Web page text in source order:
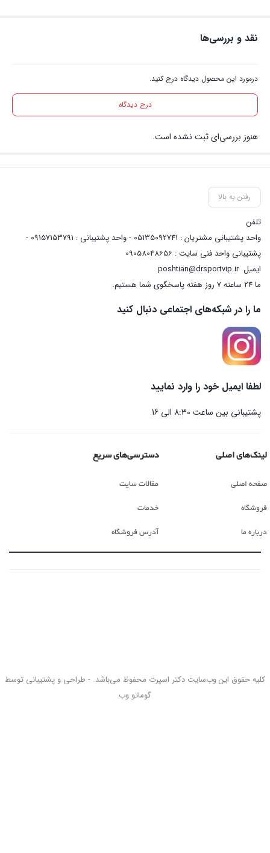
نقد و بررسی‌ها
درمورد این محصول دیدگاه درج کنید.
درج دیدگاه
هنوز بررسی‌ای ثبت نشده است.
رفتن به بالا
تلفن
واحد پشتیبانی مشتریان : 05135092741 - واحد پشتیبانی : 09157153791 -
پشتیبانی واحد فنی سایت : 09058048656
ایمیلposhtian@drsportvip.ir
ما 24 ساعته 7 روز هفته پاسخگوی شما هستیم.
ما را در شبکه‌های اجتماعی دنبال کنید
لطفا ایمیل خود را وارد نمایید
پشتیبانی بین ساعت 8:30 الی 16
لینک‌های اصلی
صفحه اصلی
فروشگاه
درباره ما
دسترسی‌های سریع
مقالات سایت
خدمات
آدرس فروشگاه
کلیه حقوق این وب‌سایت دکتر اسپرت محفوظ می‌باشد. - طراحی و پشتیبانی توسط
گوماتو وب